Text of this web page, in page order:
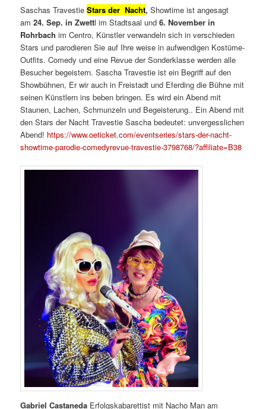
Saschas TravestieStars der Nacht, Showtime ist angesagt
am24. Sep. in Zwettl im Stadtsaal und6. November in
Rohrbach im Centro, Künstler verwandeln sich in verschieden
Stars und parodieren Sie auf Ihre weise in aufwendigen Kostüme-
Outfits. Comedy und eine Revue der Sonderklasse werden alle
Besucher begeistern. Sascha Travestie ist ein Begriff auf den
Showbühnen, Er wir auch in Freistadt und Eferding die Bühne mit
seinen Künstlern ins beben bringen. Es wird ein Abend mit
Staunen, Lachen, Schmunzeln und Begeisterung.. Ein Abend mit
den Stars der Nacht Travestie Sascha bedeutet: unvergesslichen
Abend! https://www.oeticket.com/eventseries/stars-der-nacht-
showtime-parodie-comedyrevue-travestie-3798768/?affiliate=B38
Gabriel Castaneda Erfolgskabarettist mit Nacho Man am